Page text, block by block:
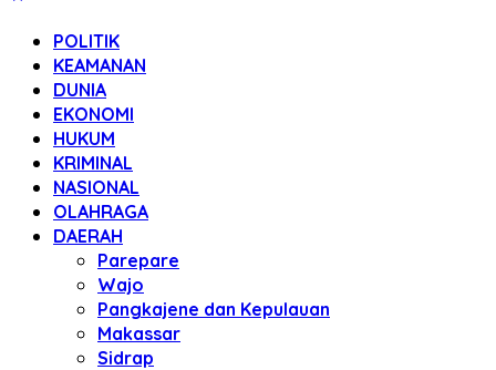
POLITIK
KEAMANAN
DUNIA
EKONOMI
HUKUM
KRIMINAL
NASIONAL
OLAHRAGA
DAERAH
Parepare
Wajo
Pangkajene dan Kepulauan
Makassar
Sidrap